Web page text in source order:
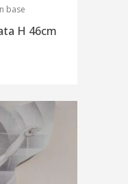
base
H 46cm